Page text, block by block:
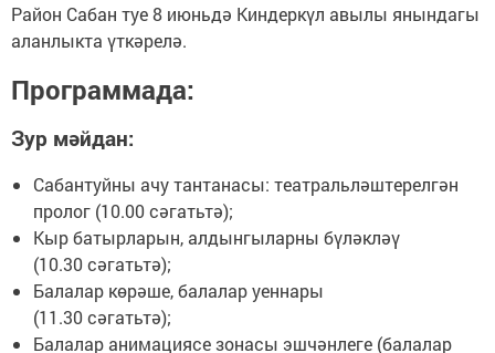
Район Сабан туе 8 июньдә Киндеркүл авылы янындагы
аланлыкта үткәрелә.
Программада:
Зур мәйдан:
Сабантуйны ачу тантанасы: театральләштерелгән
пролог (10.00 сәгатьтә);
Кыр батырларын, алдынгыларны бүләкләү
(10.30 сәгатьтә);
Балалар көрәше, балалар уеннары
(11.30 сәгатьтә);
Балалар анимациясе зонасы эшчәнлеге (балалар